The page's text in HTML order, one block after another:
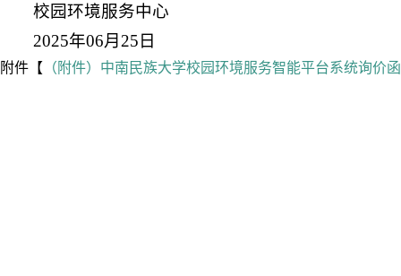
校园环境服务中心
2025年06月25日
附件【 （附件）中南民族大学校园环境服务智能平台系统询价